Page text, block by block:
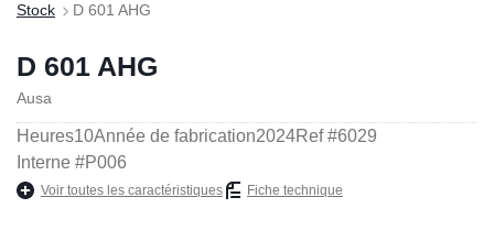
Stock D 601 AHG
D 601 AHG
Ausa
Heures10Année de fabrication2024Ref #6029
Interne #P006
Voir toutes les caractéristiques Fiche technique